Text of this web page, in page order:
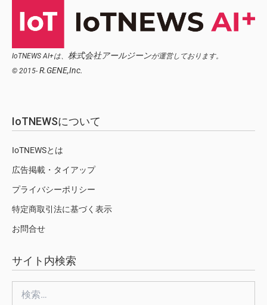
IoTNEWS AI+は、 株式会社アールジーンが運営しております。
© 2015- R.GENE,Inc.
IoTNEWSについて
IoTNEWSとは
広告掲載・タイアップ
プライバシーポリシー
特定商取引法に基づく表示
お問合せ
サイト内検索